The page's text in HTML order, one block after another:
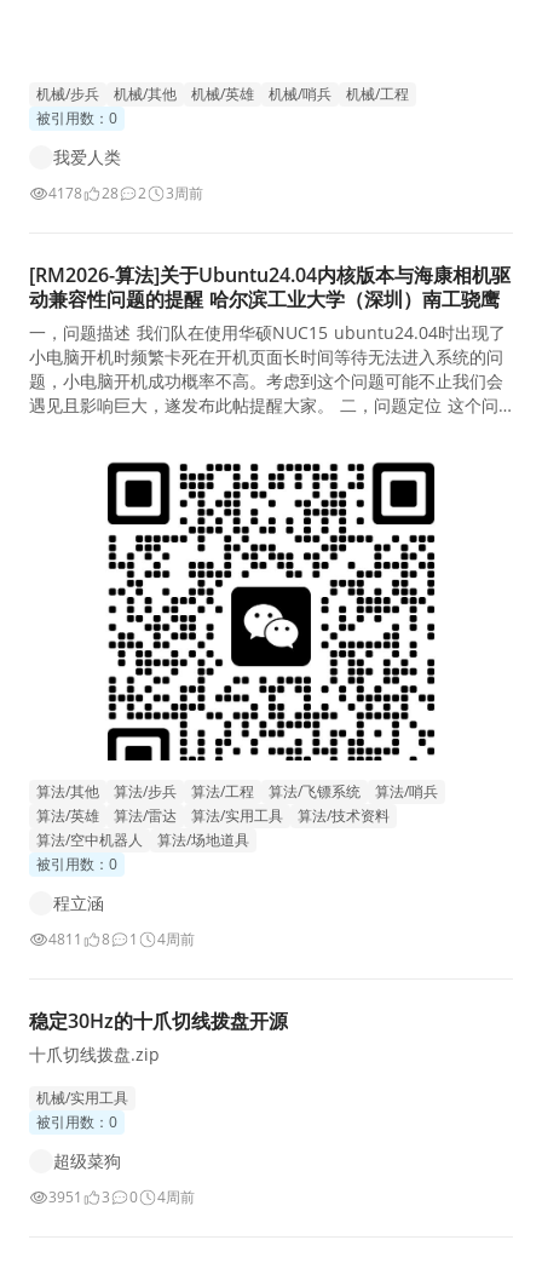
机械/步兵 机械/其他 机械/英雄 机械/哨兵
机械/工程
被引用数：0
我爱人类
4178 28 2 3周前
[RM2026-算法]关于Ubuntu24.04内核版本与海康相机驱
动兼容性问题的提醒 哈尔滨工业大学（深圳）南工骁鹰
一，问题描述 我们队在使用华硕NUC15 ubuntu24.04时出现了
小电脑开机时频繁卡死在开机页面长时间等待无法进入系统的问
题，小电脑开机成功概率不高。考虑到这个问题可能不止我们会
遇见且影响巨大，遂发布此帖提醒大家。 二，问题定位 这个问
我发现Kernel boot时硬件初始化正常，但是在InitModuleServi
ce加载gevfilter模块时，gevfilter module access invalid mem
ory并且加载失败，后续系统尝试重新加载均失败，并且导致CPU
长时间卡死并且触发soft lockup。 检查内核版本，发现内核在
没有手动更新的情况下，unattended upgrade自动更新（secu
rity）至6.17.0-35版本。根据apt日志，是在六月十七日自动更
算法/其他 算法/步兵 算法/工程 算法/飞镖系统
算法/哨兵
算法/英雄
算法/雷达 算法/实用工具
算法/技术资料
算法/空中机器人
算法/场地道具
被引用数：0
程立涵
4811 8 1 4周前
稳定30Hz的十爪切线拨盘开源
十爪切线拨盘.zip
机械/实用工具
被引用数：0
超级菜狗
3951 3 0 4周前